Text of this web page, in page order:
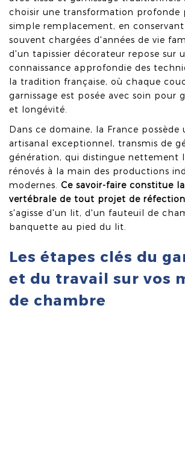
choisir une transformation profonde
simple remplacement, en
souvent chargées d'années de vie
d'un tapissier décorateur repose sur
connaissance approfondie des
la tradition française, où chaque
garnissage est posée avec soin pour
et longévité.
Dans ce domaine, la France possède
artisanal exceptionnel, transmis de
génération, qui distingue nettement
rénovés à la main des productions
modernes. Ce savoir-faire constitue
vertébrale de tout projet de
s'agisse d'un lit, d'un fauteuil de
banquette au pied du lit.
Les étapes clés du
et du travail sur vos
de chambre